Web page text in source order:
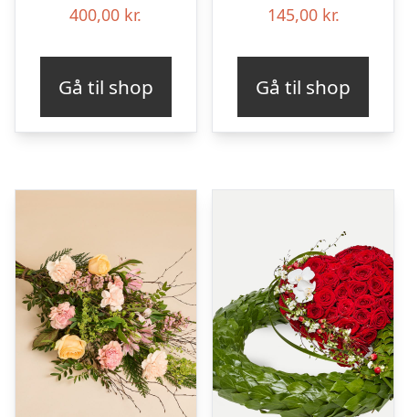
400,00 kr.
Gå til shop
145,00 kr.
Gå til shop